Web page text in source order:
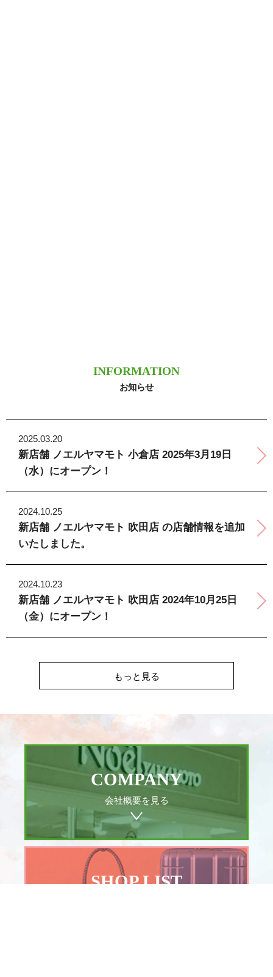
INFORMATION
お知らせ
2025.03.20
新店舗 ノエルヤマモト 小倉店 2025年3月19日
（水）にオープン！
2024.10.25
新店舗 ノエルヤマモト 吹田店 の店舗情報を追加
いたしました。
2024.10.23
新店舗 ノエルヤマモト 吹田店 2024年10月25日
（金）にオープン！
もっと見る
COMPANY
会社概要を見る
SHOP LIST